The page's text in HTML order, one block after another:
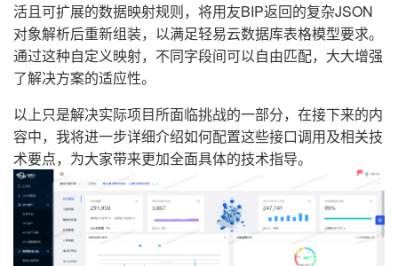
活且可扩展的数据映射规则，将用友BIP返回的复杂JSON
对象解析后重新组装，以满足轻易云数据库表格模型要求。
通过这种自定义映射，不同字段间可以自由匹配，大大增强
了解决方案的适应性。
以上只是解决实际项目所面临挑战的一部分，在接下来的内
容中，我将进一步详细介绍如何配置这些接口调用及相关技
术要点，为大家带来更加全面具体的技术指导。